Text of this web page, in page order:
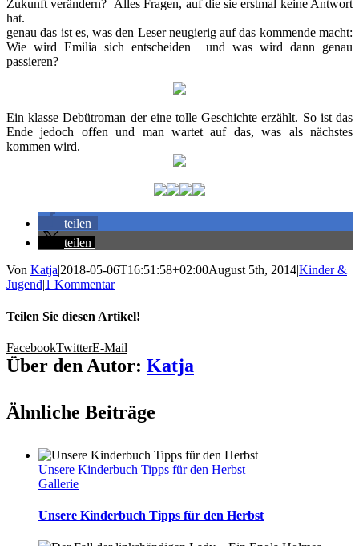
Zukunft verändern? Alles Fragen, auf die sie erstmal keine Antwort
hat.
genau das ist es, was den Leser neugierig auf das kommende macht:
Wie wird Emilia sich entscheiden und was wird dann genau
passieren?
Ein klasse Debütroman der eine tolle Geschichte erzählt. So ist das
Ende jedoch offen und man wartet auf das, was als nächstes
kommen wird.
teilen
teilen
Von Katja|2018-05-06T16:51:58+02:00August 5th, 2014|Kinder &
Jugend|1 Kommentar
Teilen Sie diesen Artikel!
FacebookTwitterE-Mail
Über den Autor: Katja
Ähnliche Beiträge
Unsere Kinderbuch Tipps für den Herbst
Gallerie
Unsere Kinderbuch Tipps für den Herbst